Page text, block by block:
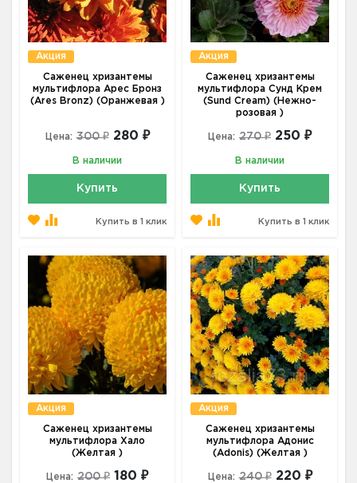
Акция
Саженец хризантемы
мультифлора Арес Бронз
(Ares Bronz) (Оранжевая )
Цена: 300 ₽ 280 ₽
В наличии
Купить
Купить в 1 клик
Акция
Саженец хризантемы
мультифлора Сунд Крем
(Sund Cream) (Нежно-
розовая )
Цена: 270 ₽ 250 ₽
В наличии
Купить
Купить в 1 клик
Акция
Саженец хризантемы
мультифлора Хало
(Желтая )
Цена: 200 ₽ 180 ₽
Акция
Саженец хризантемы
мультифлора Адонис
(Adonis) (Желтая )
Цена: 240 ₽ 220 ₽